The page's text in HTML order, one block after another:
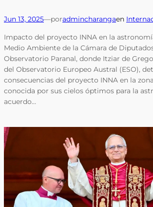
Jun 13, 2025—poradmincharangaen
Impacto del proyecto INNA en la
Medio Ambiente de la Cámara de
Observatorio Paranal, donde Itziar de
del Observatorio Europeo Austral (ESO),
consecuencias del proyecto INNA en la
conocida por sus cielos óptimos para la
acuerdo…